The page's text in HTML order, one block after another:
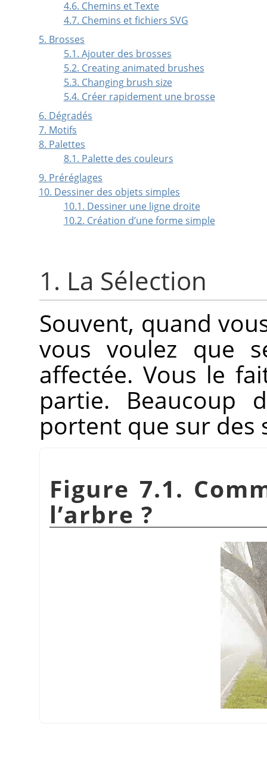
4.6. Chemins et Texte
4.7. Chemins et fichiers SVG
5. Brosses
5.1. Ajouter des brosses
5.2. Creating animated brushes
5.3. Changing brush size
5.4. Créer rapidement une brosse
6. Dégradés
7. Motifs
8. Palettes
8.1. Palette des couleurs
9. Préréglages
10. Dessiner des objets simples
10.1. Dessiner une ligne droite
10.2. Création d’une forme simple
1. La Sélection
Souvent, quand
vous voulez que
affectée. Vous le
partie. Beaucoup
portent que sur des
Figure 7.1.
l’arbre ?